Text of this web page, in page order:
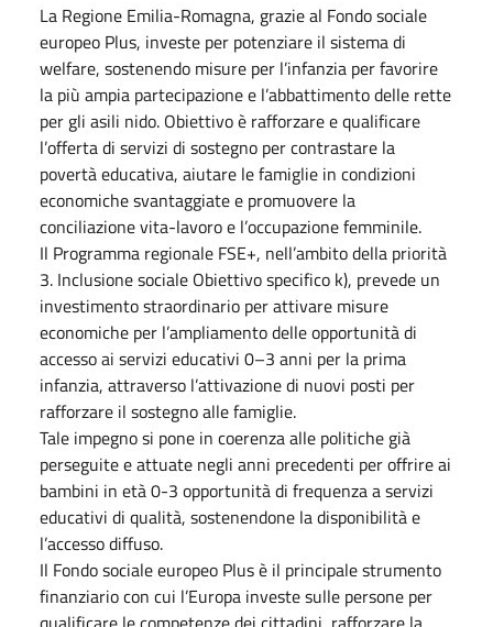
La Regione Emilia-Romagna, grazie al Fondo sociale
europeo Plus, investe per potenziare il sistema di
welfare, sostenendo misure per l’infanzia per favorire
la più ampia partecipazione e l’abbattimento delle rette
per gli asili nido. Obiettivo è rafforzare e qualificare
l’offerta di servizi di sostegno per contrastare la
povertà educativa, aiutare le famiglie in condizioni
economiche svantaggiate e promuovere la
conciliazione vita-lavoro e l’occupazione femminile.
Il Programma regionale FSE+, nell’ambito della priorità
3. Inclusione sociale Obiettivo specifico k), prevede un
investimento straordinario per attivare misure
economiche per l’ampliamento delle opportunità di
accesso ai servizi educativi 0–3 anni per la prima
infanzia, attraverso l’attivazione di nuovi posti per
rafforzare il sostegno alle famiglie.
Tale impegno si pone in coerenza alle politiche già
perseguite e attuate negli anni precedenti per offrire ai
bambini in età 0-3 opportunità di frequenza a servizi
educativi di qualità, sostenendone la disponibilità e
l’accesso diffuso.
Il Fondo sociale europeo Plus è il principale strumento
finanziario con cui l’Europa investe sulle persone per